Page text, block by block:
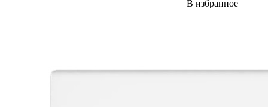
В избранное